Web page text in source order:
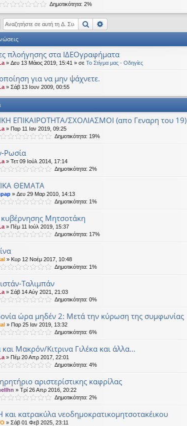
Δημοτικότητα: 2%
Αναζήτηση
πλοήγησης στα ΙΔΕΟγραφήματα
» Δευ 13 Μάιος 2019, 15:41 » σε Το Στίγμα μας - Οδηγίες
για να μην ψάχνετε.
» Σάβ 13 Ιουν 2009, 00:55
ΕΠΙΚΑΙΡΟΤΗΤΑ/ΣΧΟΛΙΑΣΜΟΙ (απο Γεναρη του 19)
» Παρ 11 Ιαν 2019, 09:25
Δημοτικότητα: 19%
Ρωσία
» Τετ 09 Ιούλ 2014, 17:14
Δημοτικότητα: 2%
ΘΕΜΑΤΑ
» Δευ 29 Μαρ 2010, 14:13
Δημοτικότητα: 1%
κυβέρνησης Μητσοτάκη
» Πέμ 11 Ιούλ 2019, 15:37
Δημοτικότητα: 17%
» Κυρ 12 Νοέμ 2017, 10:48
Δημοτικότητα: 1%
Ταλιμπάν
» Σάβ 14 Αύγ 2021, 21:03
Δημοτικότητα: 0%
ώρα μηδέν 2: Μετά την κύρωση της συμφωνίας
» Παρ 25 Ιαν 2019, 13:32
Δημοτικότητα: 6%
και Μακρόν/Κιτρινα Γιλέκα και άλλα...
» Πέμ 20 Απρ 2017, 22:01
Δημοτικότητα: 4%
αριστερίστικης καφρίλας
» Τρί 26 Απρ 2016, 20:22
Δημοτικότητα: 2%
κατρακύλα νεοδημοκρατικομητσοτακέικου
» Σάβ 01 Φεβ 2025, 23:11